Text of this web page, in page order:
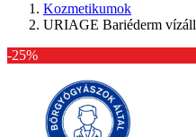
Kozmetikumok
URIAGE Bariéderm
-25%